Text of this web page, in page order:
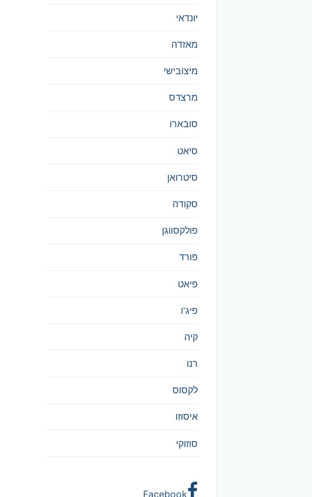
יונדאי
מאזדה
מיצובישי
מרצדס
סובארו
סיאט
סיטרואן
סקודה
פולקסווגן
פורד
פיאט
פיג'ו
קיה
רנו
לקסוס
איסוזו
סוזוקי
Facebook